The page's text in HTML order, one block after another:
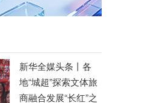
新华全媒头条丨 各
地“城超”探索文体旅
商融合发展“长红”之